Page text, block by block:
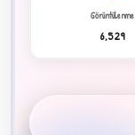
Görüntülenme
6,529